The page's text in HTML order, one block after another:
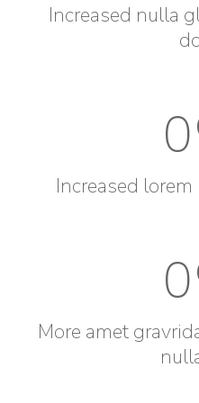
Increased nulla
0
Increased
0
More amet